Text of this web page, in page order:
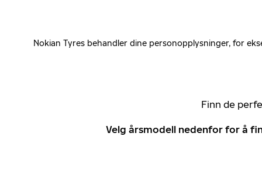
Nokian Tyres behandler dine personopplysninger, for
Finn de
Velg årsmodell nedenfor for å